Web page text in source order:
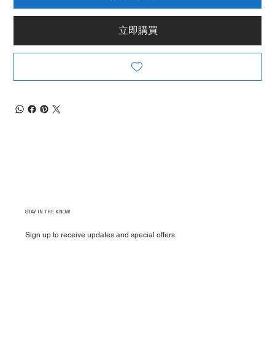
立即購買
STAY IN THE KNOW
Sign up to receive updates and special offers